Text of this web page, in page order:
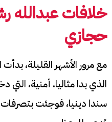
خلافات عبدالله
حجازي
مع مرور الأشهر القليلة،
الذي بدا مثاليا، أمنية،
سندا دينيا، فوجئت